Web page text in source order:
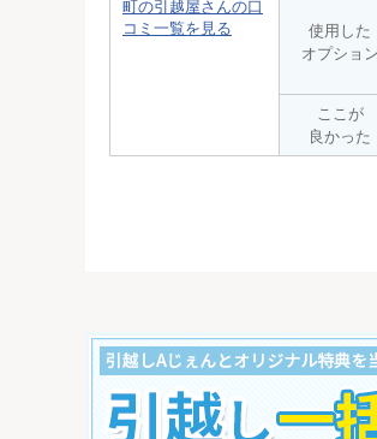
町の引越屋さんの口
コミ一覧を見る
使用した
オプショ
ここが
良かった